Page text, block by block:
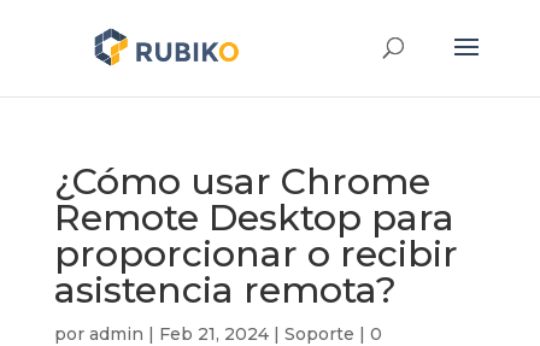
¿Cómo usar Chrome
Remote Desktop para
proporcionar o recibir
asistencia remota?
por admin | Feb 21, 2024| Soporte | 0